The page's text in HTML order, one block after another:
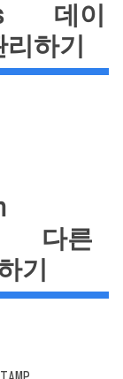
데이
하기
다른
기